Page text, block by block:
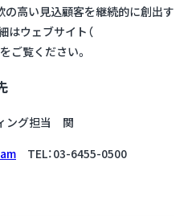
の高い見込顧客を継続的に創出す
はウェブサイト（
をご覧ください。
ング担当 関
TEL：03-6455-0500